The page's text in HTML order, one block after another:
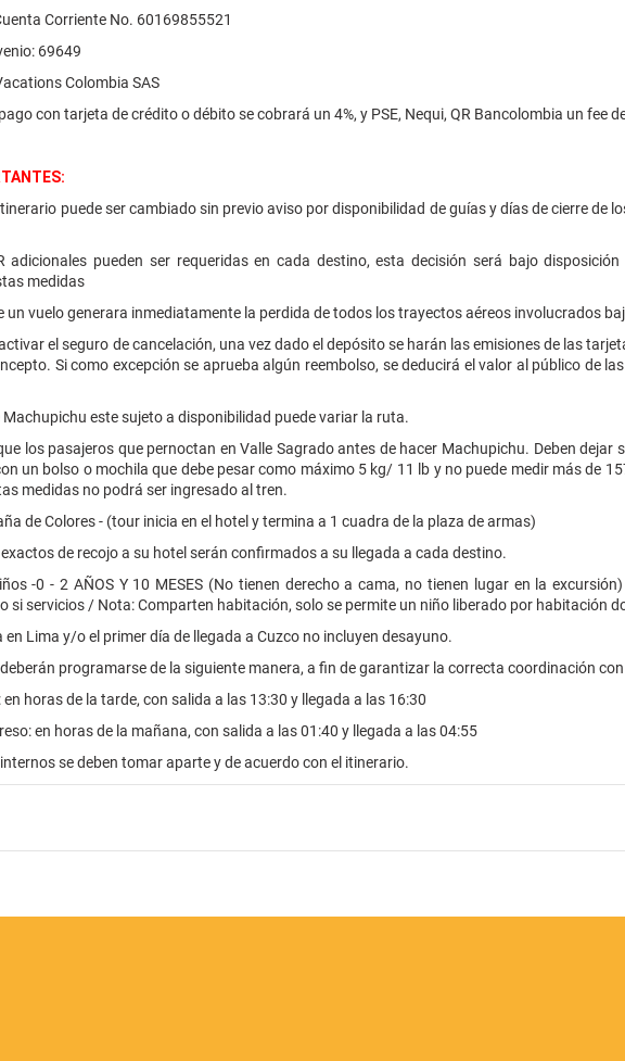
Corriente No. 60169855521
69649
Colombia SAS
con tarjeta de crédito o débito se cobrará un 4%, y PSE, Nequi, QR Bancolombia un fee
puede ser cambiado sin previo aviso por disponibilidad de guías y días de cierre de
adicionales pueden ser requeridas en cada destino, esta decisión será bajo
medidas
un vuelo generara inmediatamente la perdida de todos los trayectos aéreos involucrados
el seguro de cancelación, una vez dado el depósito se harán las emisiones de las
Si como excepción se aprueba algún reembolso, se deducirá el valor al público de
Machupichu este sujeto a disponibilidad puede variar la ruta.
los pasajeros que pernoctan en Valle Sagrado antes de hacer Machupichu. Deben dejar
un bolso o mochila que debe pesar como máximo 5 kg/ 11 lb y no puede medir más de
medidas no podrá ser ingresado al tren.
de Colores - (tour inicia en el hotel y termina a 1 cuadra de la plaza de armas)
de recojo a su hotel serán confirmados a su llegada a cada destino.
-0 - 2 AÑOS Y 10 MESES (No tienen derecho a cama, no tienen lugar en la
si servicios / Nota: Comparten habitación, solo se permite un niño liberado por habitación
en Lima y/o el primer día de llegada a Cuzco no incluyen desayuno.
programarse de la siguiente manera, a fin de garantizar la correcta coordinación
en horas de la tarde, con salida a las 13:30 y llegada a las 16:30
en horas de la mañana, con salida a las 01:40 y llegada a las 04:55
se deben tomar aparte y de acuerdo con el itinerario.